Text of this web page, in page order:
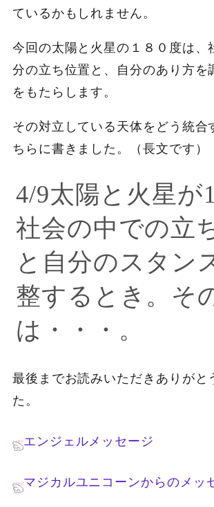
ているかもしれません。
今回の太陽と火星の１８０度は、
分の立ち位置と、自分のあり方を
をもたらします。
その対立している天体をどう統合
ちらに書きました。（長文です）
4/9太陽と火星
社会の中での立
と自分のスタン
整するとき。そ
は・・・。
最後までお読みいただきありがと
た。
エンジェルメッセージ
マジカルユニコーンからのメッ